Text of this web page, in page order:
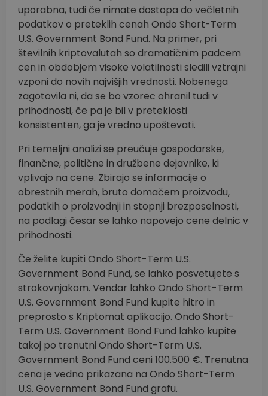
uporabna, tudi če nimate dostopa do večletnih
podatkov o preteklih cenah Ondo Short-Term
U.S. Government Bond Fund. Na primer, pri
številnih kriptovalutah so dramatičnim padcem
cen in obdobjem visoke volatilnosti sledili vztrajni
vzponi do novih najvišjih vrednosti. Nobenega
zagotovila ni, da se bo vzorec ohranil tudi v
prihodnosti, če pa je bil v preteklosti
konsistenten, ga je vredno upoštevati.
Pri temeljni analizi se preučuje gospodarske,
finančne, politične in družbene dejavnike, ki
vplivajo na cene. Zbirajo se informacije o
obrestnih merah, bruto domačem proizvodu,
podatkih o proizvodnji in stopnji brezposelnosti,
na podlagi česar se lahko napovejo cene delnic v
prihodnosti.
Če želite kupiti Ondo Short-Term U.S.
Government Bond Fund, se lahko posvetujete s
strokovnjakom. Vendar lahko Ondo Short-Term
U.S. Government Bond Fund kupite hitro in
preprosto s Kriptomat aplikacijo. Ondo Short-
Term U.S. Government Bond Fund lahko kupite
takoj po trenutni Ondo Short-Term U.S.
Government Bond Fund ceni 100.500 €. Trenutna
cena je vedno prikazana na Ondo Short-Term
U.S. Government Bond Fund grafu.